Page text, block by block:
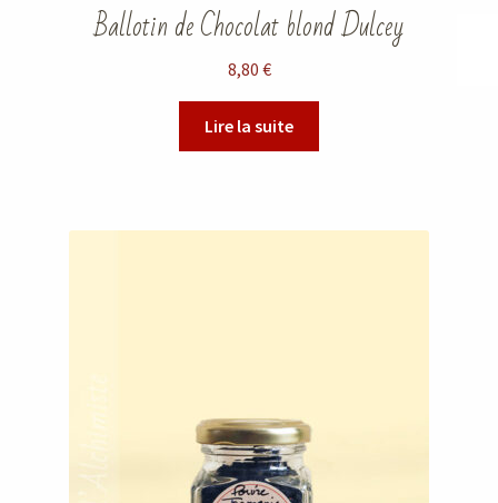
Ballotin de Chocolat blond Dulcey
8,80 €
Lire la suite